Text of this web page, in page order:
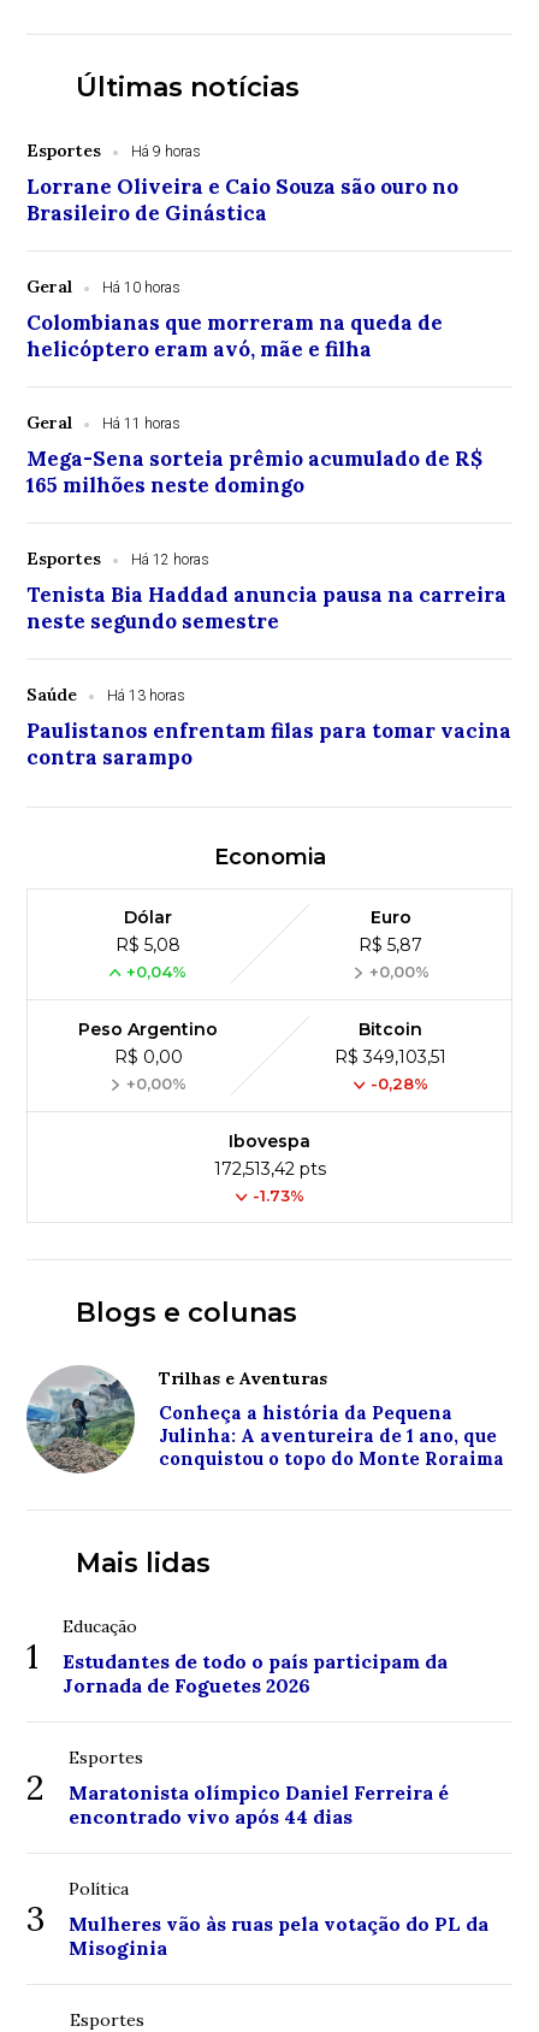
Últimas notícias
Esportes Há 9 horas
Lorrane Oliveira e Caio Souza são ouro no
Brasileiro de Ginástica
Geral Há 10 horas
Colombianas que morreram na queda de
helicóptero eram avó, mãe e filha
Geral Há 11 horas
Mega-Sena sorteia prêmio acumulado de R$
165 milhões neste domingo
Esportes Há 12 horas
Tenista Bia Haddad anuncia pausa na carreira
neste segundo semestre
Saúde Há 13 horas
Paulistanos enfrentam filas para tomar vacina
contra sarampo
Economia
Dólar
R$ 5,08
+0,04%
Euro
R$ 5,87
+0,00%
Peso Argentino
R$ 0,00
+0,00%
Bitcoin
R$ 349,103,51
-0,28%
Ibovespa
172,513,42 pts
-1.73%
Blogs e colunas
Trilhas e Aventuras
Conheça a história da Pequena
Julinha: A aventureira de 1 ano, que
conquistou o topo do Monte Roraima
Mais lidas
1
Educação
Estudantes de todo o país participam da
Jornada de Foguetes 2026
2
Esportes
Maratonista olímpico Daniel Ferreira é
encontrado vivo após 44 dias
3
Política
Mulheres vão às ruas pela votação do PL da
Misoginia
Esportes